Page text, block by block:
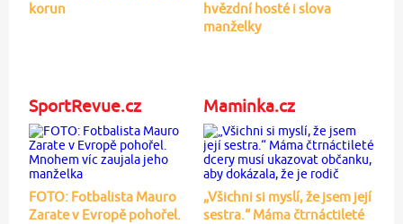
korun
hvězdní hosté i slova
manželky
SportRevue.cz
FOTO: Fotbalista Mauro
Zarate v Evropě pohořel.
Maminka.cz
„Všichni si myslí, že jsem její
sestra.“ Máma čtrnáctileté